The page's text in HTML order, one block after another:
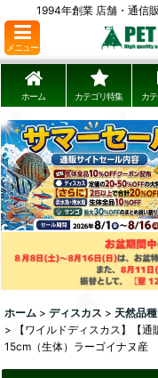
1994年創業 店舗・通信
メニュー
ホーム カテゴリ特集 カ
ホーム > ディスカス > 天然品
>
【ワイルドディスカス】【
15cm（生体）ラーゴイナヌ産